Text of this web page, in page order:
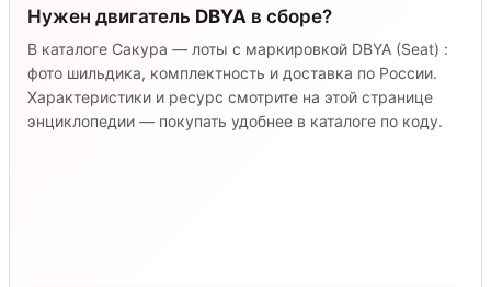
Нужен двигатель DBYA в сборе?
В каталоге Сакура — лоты с маркировкой DBYA (Seat) :
фото шильдика, комплектность и доставка по России.
Характеристики и ресурс смотрите на этой странице
энциклопедии — покупать удобнее в каталоге по коду.